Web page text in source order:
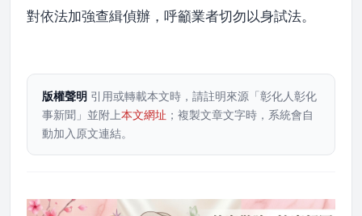
對依法加強查緝偵辦，呼籲業者切勿以身試法。
版權聲明 引用或轉載本文時，請註明來源「彰化人彰化
事新聞」並附上本文網址 ；複製文章文字時，系統會自
動加入原文連結。